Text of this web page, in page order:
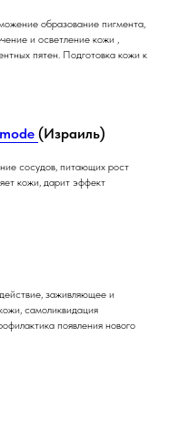
образование пигмента,
и осветление кожи ,
пятен. Подготовка кожи к
(Израиль)
сосудов, питающих рост
кожи, дарит эффект
заживляющее и
самоликвидация
появления нового